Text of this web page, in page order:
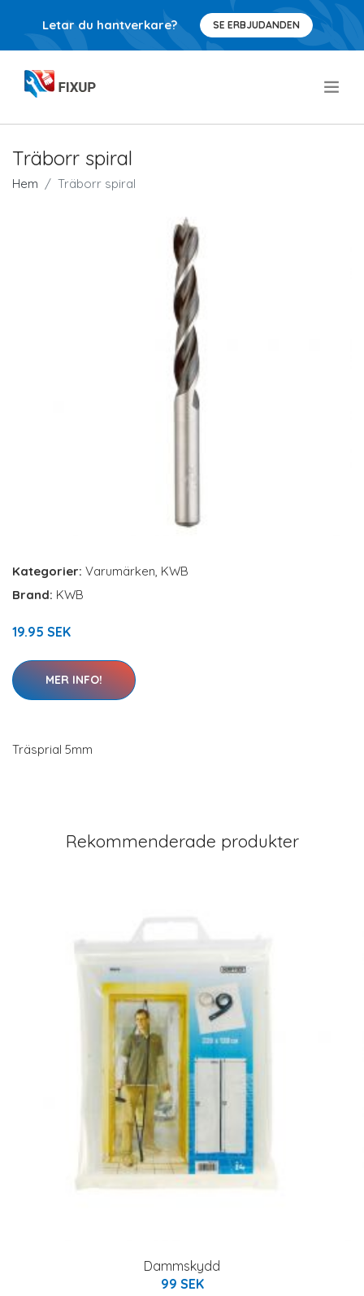
Letar du hantverkare? SE ERBJUDANDEN
Träborr spiral
Hem Träborr spiral
Kategorier: Varumärken, KWB
Brand: KWB
19.95 SEK
MER INFO!
Träsprial 5mm
Rekommenderade produkter
Dammskydd
99 SEK